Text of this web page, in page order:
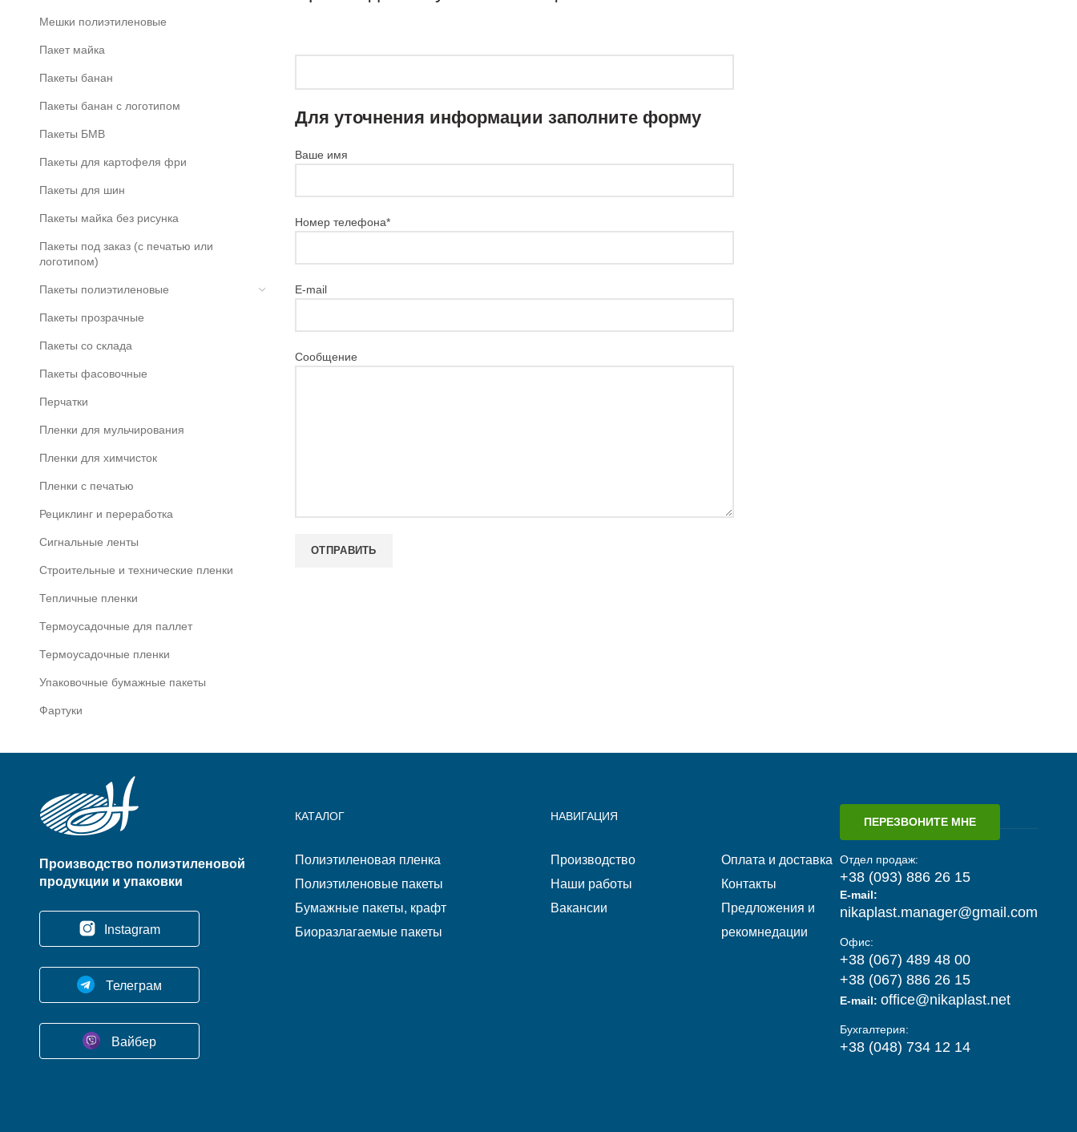
Мешки полиэтиленовые
Пакет майка
Пакеты банан
Пакеты банан с логотипом
Пакеты БМВ
Пакеты для картофеля фри
Пакеты для шин
Пакеты майка без рисунка
Пакеты под заказ (с печатью или
логотипом)
Пакеты полиэтиленовые
Пакеты прозрачные
Пакеты со склада
Пакеты фасовочные
Перчатки
Пленки для мульчирования
Пленки для химчисток
Пленки с печатью
Рециклинг и переработка
Сигнальные ленты
Строительные и технические пленки
Тепличные пленки
Термоусадочные для паллет
Термоусадочные пленки
Упаковочные бумажные пакеты
Фартуки
Для уточнения информации заполните форму
Ваше имя
Номер телефона*
E-mail
Сообщение
Производство полиэтиленовой
продукции и упаковки
Instagram
Телеграм
Вайбер
КАТАЛОГ
Полиэтиленовая пленка
Полиэтиленовые пакеты
Бумажные пакеты, крафт
Биоразлагаемые пакеты
НАВИГАЦИЯ
Производство
Наши работы
Вакансии
Оплата и доставка
Контакты
Предложения и
рекомнедации
ПЕРЕЗВОНИТЕ МНЕ
Отдел продаж:
+38 (093) 886 26 15
E-mail:
nikaplast.manager@gmail.com
Офис:
+38 (067) 489 48 00
+38 (067) 886 26 15
E-mail: office@nikaplast.net
Бухгалтерия:
+38 (048) 734 12 14